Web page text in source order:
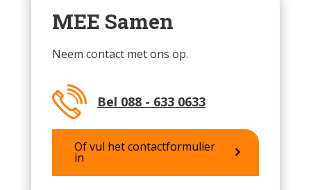
MEE Samen
Neem contact met ons op.
Bel 088 - 633 0633
Of vul het contactformulier
in